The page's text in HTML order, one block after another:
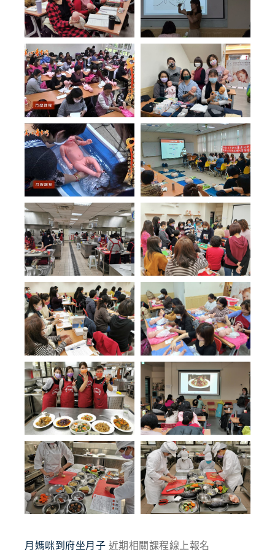
月媽咪到府坐月子 近期相關課程線上報名